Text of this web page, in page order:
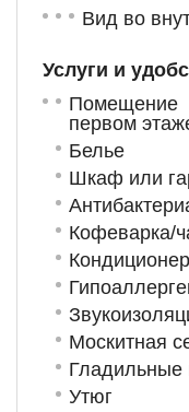
Вид во
Услуги и
Помещение
первом
Белье
Шкаф или
Кофеварка/
Кондиционер
Москитная
Гладильные
Утюг